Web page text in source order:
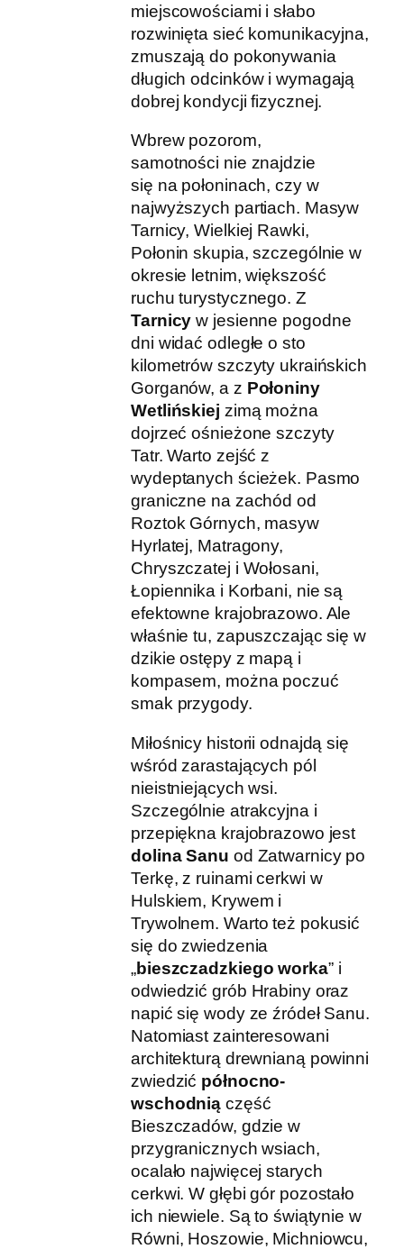
miejscowościami i słabo
rozwinięta sieć komunikacyjna,
zmuszają do pokonywania
długich odcinków i wymagają
dobrej kondycji fizycznej.
Wbrew pozorom,
samotności nie znajdzie
się na połoninach, czy w
najwyższych partiach. Masyw
Tarnicy, Wielkiej Rawki,
Połonin skupia, szczególnie w
okresie letnim, większość
ruchu turystycznego. Z
Tarnicy w jesienne pogodne
dni widać odległe o sto
kilometrów szczyty ukraińskich
Gorganów, a z Połoniny
Wetlińskiej zimą można
dojrzeć ośnieżone szczyty
Tatr. Warto zejść z
wydeptanych ścieżek. Pasmo
graniczne na zachód od
Roztok Górnych, masyw
Hyrlatej, Matragony,
Chryszczatej i Wołosani,
Łopiennika i Korbani, nie są
efektowne krajobrazowo. Ale
właśnie tu, zapuszczając się w
dzikie ostępy z mapą i
kompasem, można poczuć
smak przygody.
Miłośnicy historii odnajdą się
wśród zarastających pól
nieistniejących wsi.
Szczególnie atrakcyjna i
przepiękna krajobrazowo jest
dolina Sanu od Zatwarnicy po
Terkę, z ruinami cerkwi w
Hulskiem, Krywem i
Trywolnem. Warto też pokusić
się do zwiedzenia
„bieszczadzkiego worka” i
odwiedzić grób Hrabiny oraz
napić się wody ze źródeł Sanu.
Natomiast zainteresowani
architekturą drewnianą powinni
zwiedzić północno-
wschodnią część
Bieszczadów, gdzie w
przygranicznych wsiach,
ocalało najwięcej starych
cerkwi. W głębi gór pozostało
ich niewiele. Są to świątynie w
Równi, Hoszowie, Michniowcu,